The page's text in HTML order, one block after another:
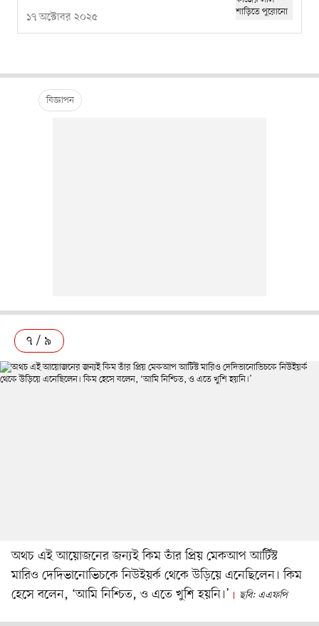
১৭ অক্টোবর ২০২৫
৭ / ৯
অথচ এই আয়োজনের জন্যই কিম তাঁর প্রিয় মেকআপ আর্টিস্ট
মারিও দেদিভানোভিচকে নিউইয়র্ক থেকে উড়িয়ে এনেছিলেন। কিম
হেসে বলেন, ‘আমি নিশ্চিত, ও এতে খুশি হয়নি।’
ছবি: এএফপি